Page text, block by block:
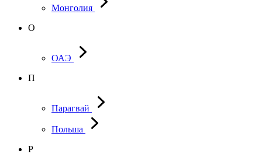
Монголия
О
ОАЭ
П
Парагвай
Польша
Р